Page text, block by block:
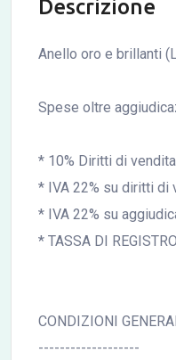
Descrizione
Anello oro e brillanti
Spese oltre
* 10% Diritti di vendita
* IVA 22% su diritti di
* IVA 22% su
* TASSA DI
CONDIZIONI
-------------------